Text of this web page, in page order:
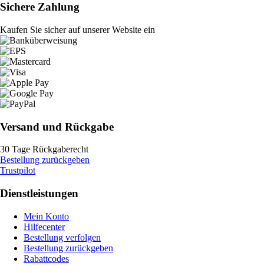
Sichere Zahlung
Kaufen Sie sicher auf unserer Website ein
Versand und Rückgabe
30 Tage Rückgaberecht
Bestellung zurückgeben
Trustpilot
Dienstleistungen
Mein Konto
Hilfecenter
Bestellung verfolgen
Bestellung zurückgeben
Rabattcodes